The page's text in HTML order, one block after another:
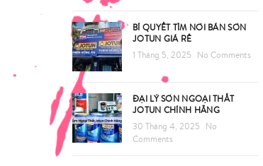
BÍ QUYẾT TÌM NƠI BÁN SƠN
JOTUN GIÁ RẺ
1 Tháng 5, 2025
No Comments
ĐẠI LÝ SƠN NGOẠI THẤT
JOTUN CHÍNH HÃNG
30 Tháng 4, 2025
No
Comments